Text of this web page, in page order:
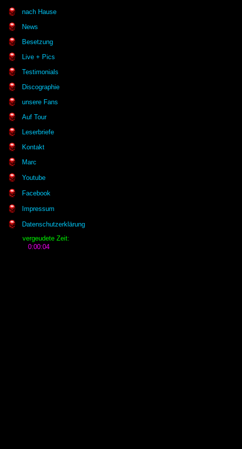
nach Hause
News
Besetzung
Live + Pics
Testimonials
Discographie
unsere Fans
Auf Tour
Leserbriefe
Kontakt
Marc
Youtube
Facebook
Impressum
Datenschutzerklärung
vergeudete Zeit: